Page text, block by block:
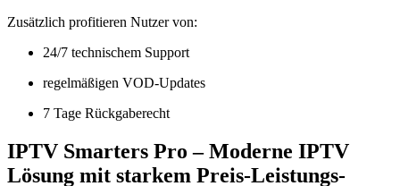
Zusätzlich profitieren Nutzer von:
24/7 technischem Support
regelmäßigen VOD-Updates
7 Tage Rückgaberecht
IPTV Smarters Pro – Moderne IPTV
Lösung mit starkem Preis-Leistungs-